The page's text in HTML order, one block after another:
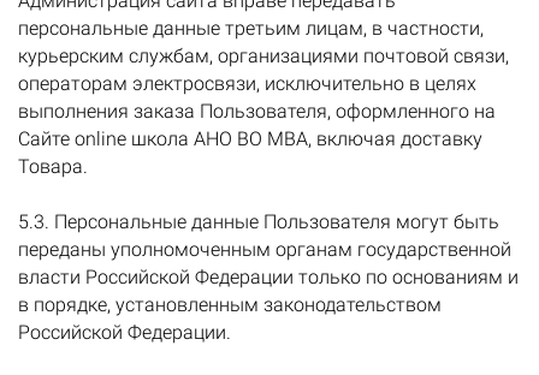
персональные данные третьим лицам, в частности,
курьерским службам, организациями почтовой связи,
операторам электросвязи, исключительно в целях
выполнения заказа Пользователя, оформленного на
Сайте online школа АНО ВО МВА, включая доставку
Товара.
5.3. Персональные данные Пользователя могут быть
переданы уполномоченным органам государственной
власти Российской Федерации только по основаниям и
в порядке, установленным законодательством
Российской Федерации.